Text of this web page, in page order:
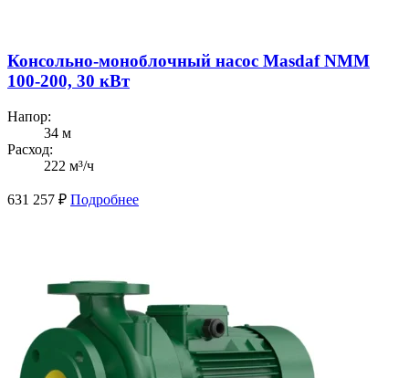
Консольно-моноблочный насос Masdaf NMM
100-200, 30 кВт
Напор:
34 м
Расход:
222 м³/ч
631 257 ₽ Подробнее